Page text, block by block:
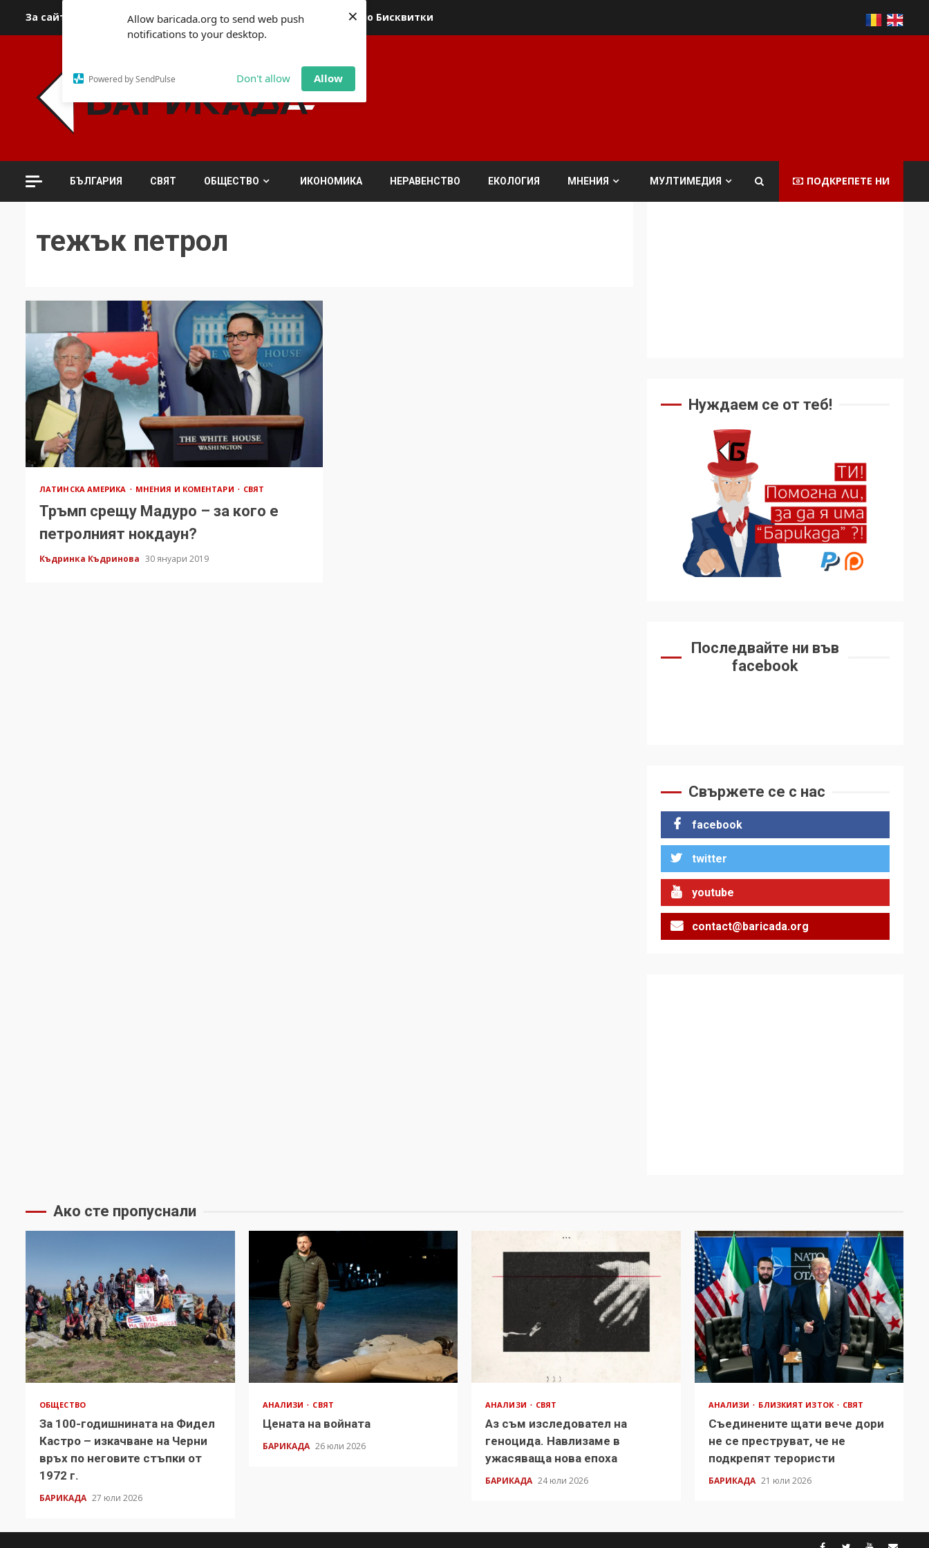
Allow baricada.org to send web push
notifications to your desktop.
Powered by SendPulse Don't allow Allow
×
За сайта За контакти За реклама Политика относно Бисквитки
БЪЛГАРИЯ СВЯТ ОБЩЕСТВО ИКОНОМИКА НЕРАВЕНСТВО ЕКОЛОГИЯ МНЕНИЯ МУЛТИМЕДИЯ ПОДКРЕПЕТЕ НИ
тежък петрол
ЛАТИНСКА АМЕРИКА МНЕНИЯ И КОМЕНТАРИ СВЯТ
Тръмп срещу Мадуро – за кого е
петролният нокдаун?
Къдринка Къдринова 30 януари 2019
Нуждаем се от теб!
Последвайте ни във
facebook
Свържете се с нас
facebook
twitter
youtube
contact@baricada.org
Ако сте пропуснали
ОБЩЕСТВО
За 100-годишнината на Фидел
Кастро – изкачване на Черни
връх по неговите стъпки от
1972 г.
БАРИКАДА 27 юли 2026
АНАЛИЗИ СВЯТ
Цената на войната
БАРИКАДА 26 юли 2026
АНАЛИЗИ СВЯТ
Аз съм изследовател на
геноцида. Навлизаме в
ужасяваща нова епоха
БАРИКАДА 24 юли 2026
АНАЛИЗИ БЛИЗКИЯТ ИЗТОК СВЯТ
Съединените щати вече дори
не се преструват, че не
подкрепят терористи
БАРИКАДА 21 юли 2026